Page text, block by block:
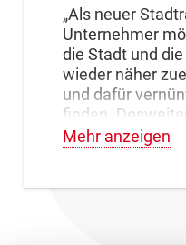
„Als neuer
Unternehmer
die Stadt und
wieder näher
und dafür
finden.
für die Bürger
Mehr anzeigen